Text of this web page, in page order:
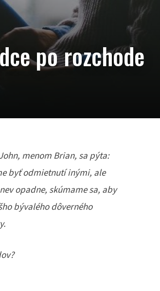
po rozchode
menom Brian, sa pýta:
byť odmietnutí inými, ale
opadne, skúmame sa, aby
bývalého dôverného